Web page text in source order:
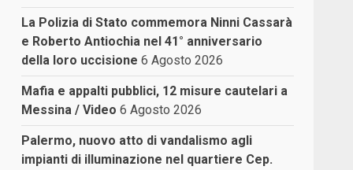
La Polizia di Stato commemora Ninni Cassarà
e Roberto Antiochia nel 41° anniversario
della loro uccisione 6 Agosto 2026
Mafia e appalti pubblici, 12 misure cautelari a
Messina / Video 6 Agosto 2026
Palermo, nuovo atto di vandalismo agli
impianti di illuminazione nel quartiere Cep.